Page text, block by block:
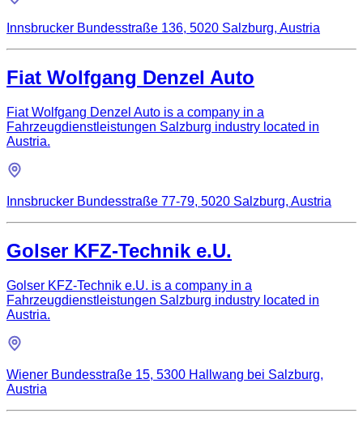
Innsbrucker Bundesstraße 136, 5020 Salzburg, Austria
Fiat Wolfgang Denzel Auto
Fiat Wolfgang Denzel Auto is a company in a
Fahrzeugdienstleistungen Salzburg industry located in
Austria.
Innsbrucker Bundesstraße 77-79, 5020 Salzburg, Austria
Golser KFZ-Technik e.U.
Golser KFZ-Technik e.U. is a company in a
Fahrzeugdienstleistungen Salzburg industry located in
Austria.
Wiener Bundesstraße 15, 5300 Hallwang bei Salzburg,
Austria